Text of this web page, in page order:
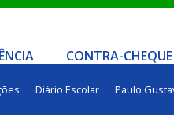
CONTRA-
Diário Escolar Paulo